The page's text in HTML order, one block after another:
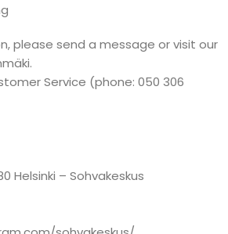
please send a message or visit our
Service (phone: 050 306
Helsinki – Sohvakeskus